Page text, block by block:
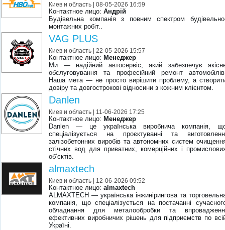
Киев и область | 08-05-2026 16:59
Контактное лицо:Андрій
Будівельна компанія з повним спектром
монтажних робіт..
VAG PLUS
Киев и область | 22-05-2026 15:57
Контактное лицо: Менеджер
Ми — надійний автосервіс, який забезпечує
обслуговування та професійний ремонт
Наша мета — не просто вирішити проблему, а
довіру та довгострокові відносини з кожним клієнтом.
Danlen
Киев и область | 11-06-2026 17:25
Контактное лицо: Менеджер
Danlen — це українська виробнича компанія,
спеціалізується на проєктуванні та
залізобетонних виробів та автономних систем
стічних вод для приватних, комерційних і
об’єктів.
almaxtech
Киев и область | 12-06-2026 09:52
Контактное лицо:almaxtech
ALMAXTECH — українська інжинірингова та
компанія, що спеціалізується на постачанні
обладнання для металообробки та
ефективних виробничих рішень для підприємств по
Україні.